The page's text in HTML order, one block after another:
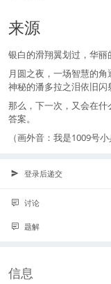
来源
银白的滑翔翼划过，华丽
月圆之夜，一场智慧的
神秘的潘多拉之泪依旧闪
那么，下一次，又会在
答案。
（画外音：我是1009号
登录后递交
讨论
题解
信息